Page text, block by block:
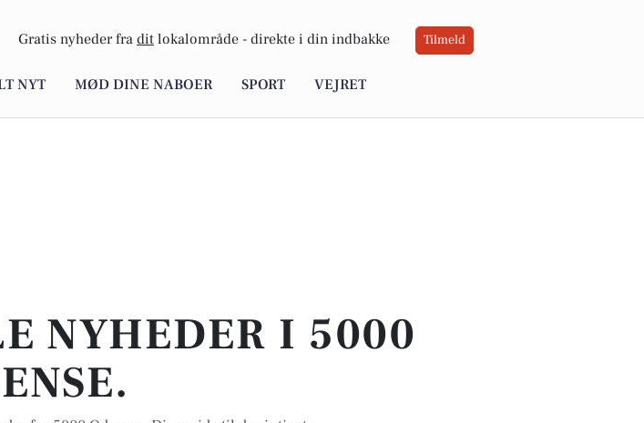
Gratis nyheder fra dit lokalområde - direkte i din indbakke Tilmeld
NYT MØD DINE NABOER SPORT VEJRET
NYHEDER I 5000